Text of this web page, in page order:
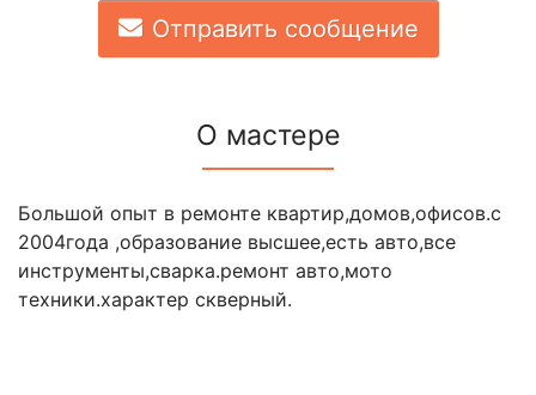
Отправить сообщение
О мастере
Большой опыт в ремонте квартир,домов,офисов.с
2004года ,образование высшее,есть авто,все
инструменты,сварка.ремонт авто,мото
техники.характер скверный.